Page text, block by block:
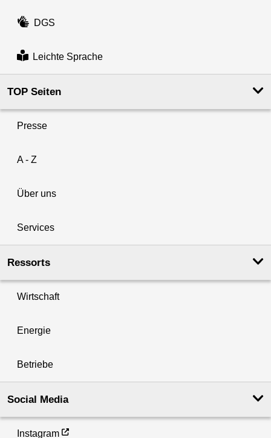
DGS
Leichte Sprache
TOP Seiten
Presse
A - Z
Über uns
Services
Ressorts
Wirtschaft
Energie
Betriebe
Social Media
Instagram